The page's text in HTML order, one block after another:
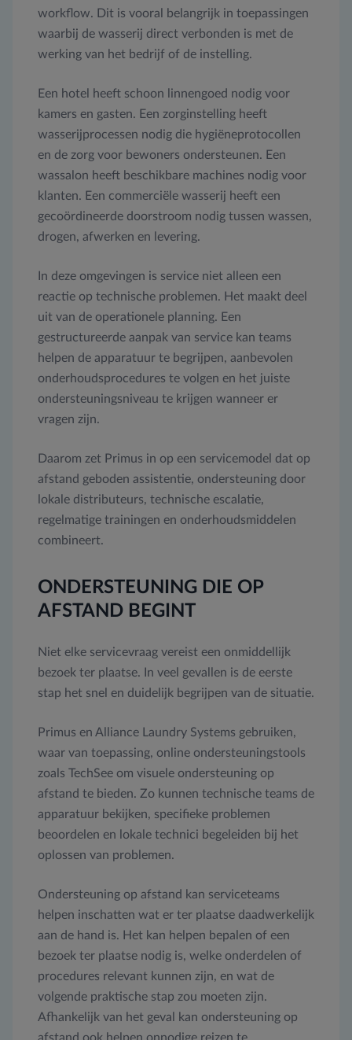
workflow. Dit is vooral belangrijk in toepassingen
waarbij de wasserij direct verbonden is met de
werking van het bedrijf of de instelling.
Een hotel heeft schoon linnengoed nodig voor
kamers en gasten. Een zorginstelling heeft
wasserijprocessen nodig die hygiëneprotocollen
en de zorg voor bewoners ondersteunen. Een
wassalon heeft beschikbare machines nodig voor
klanten. Een commerciële wasserij heeft een
gecoördineerde doorstroom nodig tussen wassen,
drogen, afwerken en levering.
In deze omgevingen is service niet alleen een
reactie op technische problemen. Het maakt deel
uit van de operationele planning. Een
gestructureerde aanpak van service kan teams
helpen de apparatuur te begrijpen, aanbevolen
onderhoudsprocedures te volgen en het juiste
ondersteuningsniveau te krijgen wanneer er
vragen zijn.
Daarom zet Primus in op een servicemodel dat op
afstand geboden assistentie, ondersteuning door
lokale distributeurs, technische escalatie,
regelmatige trainingen en onderhoudsmiddelen
combineert.
ONDERSTEUNING DIE OP
AFSTAND BEGINT
Niet elke servicevraag vereist een onmiddellijk
bezoek ter plaatse. In veel gevallen is de eerste
stap het snel en duidelijk begrijpen van de situatie.
Primus en Alliance Laundry Systems gebruiken,
waar van toepassing, online ondersteuningstools
zoals TechSee om visuele ondersteuning op
afstand te bieden. Zo kunnen technische teams de
apparatuur bekijken, specifieke problemen
beoordelen en lokale technici begeleiden bij het
oplossen van problemen.
Ondersteuning op afstand kan serviceteams
helpen inschatten wat er ter plaatse daadwerkelijk
aan de hand is. Het kan helpen bepalen of een
bezoek ter plaatse nodig is, welke onderdelen of
procedures relevant kunnen zijn, en wat de
volgende praktische stap zou moeten zijn.
Afhankelijk van het geval kan ondersteuning op
afstand ook helpen onnodige reizen te